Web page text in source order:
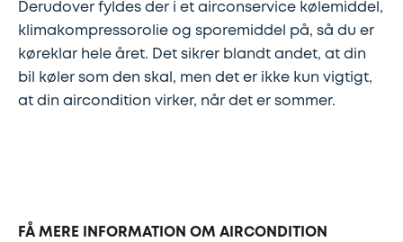
hjulsudmåling
Støddæmpere
og
Trailertjek
Derudover fyldes der i et airconservice kølemiddel,
klimakompressorolie og sporemiddel på, så du er
køreklar hele året. Det sikrer blandt andet, at din
bil køler som den skal, men det er ikke kun vigtigt,
at din aircondition virker, når det er sommer.
FÅ MERE INFORMATION OM AIRCONDITION